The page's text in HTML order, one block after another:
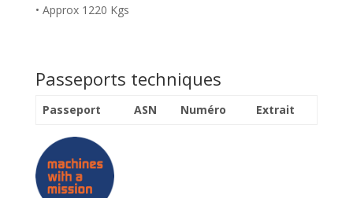
• Approx 1220 Kgs
Passeports techniques
Passeport ASN Numéro Extrait